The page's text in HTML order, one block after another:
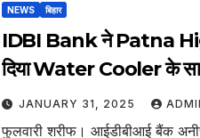
NEWS बिहार
IDBI Bank ने Patna
दिया Water Cooler के साथ
JANUARY 31, 2025
फुलवारी शरीफ। आईडीबीआई बैंक